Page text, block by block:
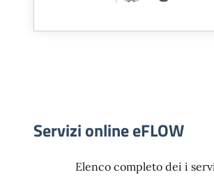
Servizi online eFLOW
Elenco completo dei i